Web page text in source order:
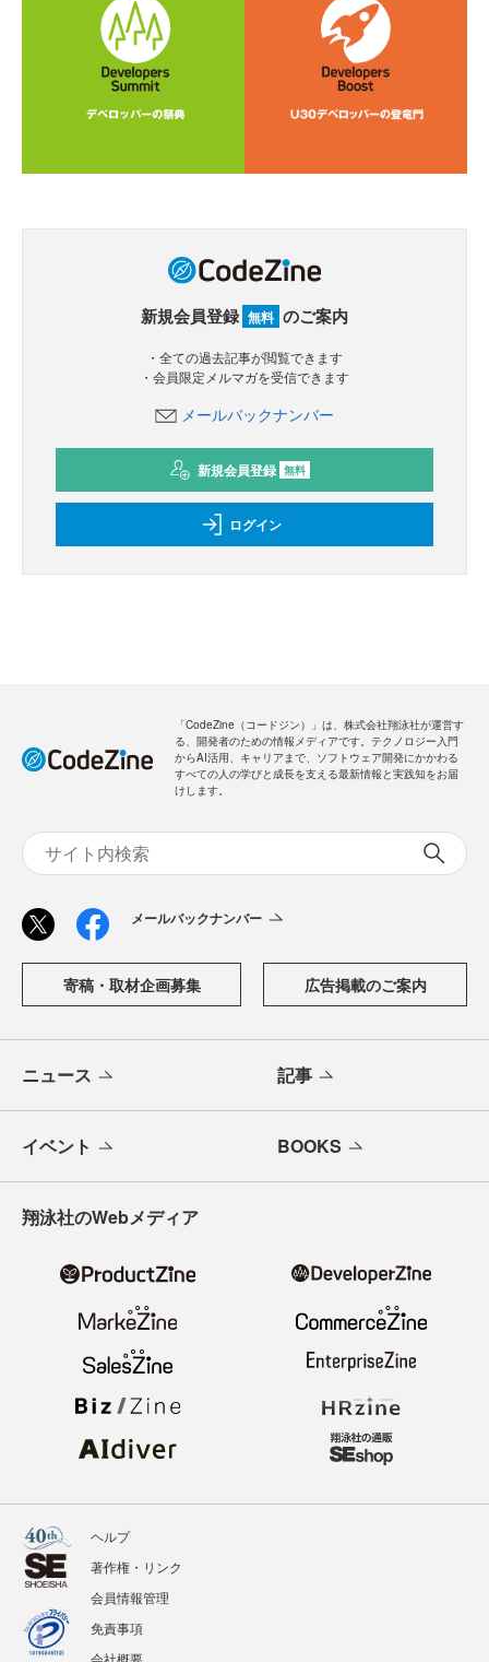
新規会員登録 無料 のご案内
・全ての過去記事が閲覧できます
・会員限定メルマガを受信できます
メールバックナンバー
新規会員登録 無料
ログイン
「CodeZine（コードジン）」は、株式会社翔泳社が運営す
る、開発者のための情報メディアです。テクノロジー入門
からAI活用、キャリアまで、ソフトウェア開発にかかわる
すべての人の学びと成長を支える最新情報と実践知をお届
けします。
メールバックナンバー
寄稿・取材企画募集 広告掲載のご案内
ニュース 記事
イベント BOOKS
翔泳社のWebメディア
ヘルプ
著作権・リンク
会員情報管理
免責事項